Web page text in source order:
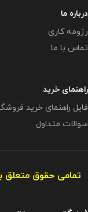
درباره ما
رزومه کاری
تماس با ما
راهنمای خرید
فایل راهنمای خرید
سوالات متداول
تمامی حقوق متعلق